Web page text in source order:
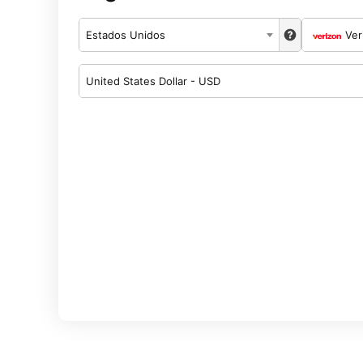
Estados Unidos
United States Dollar - USD